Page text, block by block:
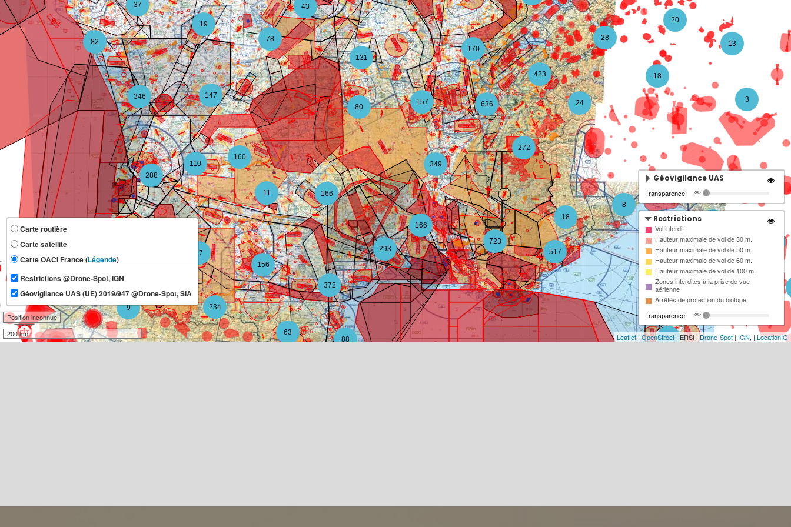
166
293
372
147
221
346
160
517
723
288
110
131
77
156
272
234
349
636
166
43
78
170
63
80
82 13
3
20
18
8
24
18
423
157
28
37
88
9
11
19
Carte routière
Carte satellite
Carte OACI France (Légende)
Restrictions @Drone-Spot, IGN
Géovigilance UAS (UE) 2019/947 @Drone-Spot, SIA
Position inconnue
200 km
Géovigilance UAS
Transparence:
Restrictions
Vol interdit
Hauteur maximale de vol de 30 m.
Hauteur maximale de vol de 50 m.
Hauteur maximale de vol de 60 m.
Hauteur maximale de vol de 100 m.
Zones interdites à la prise de vue
aérienne
Arrêtés de protection du biotope
Transparence:
Leaflet | OpenStreet | ERSI | Drone-Spot | IGN, | LocationIQ